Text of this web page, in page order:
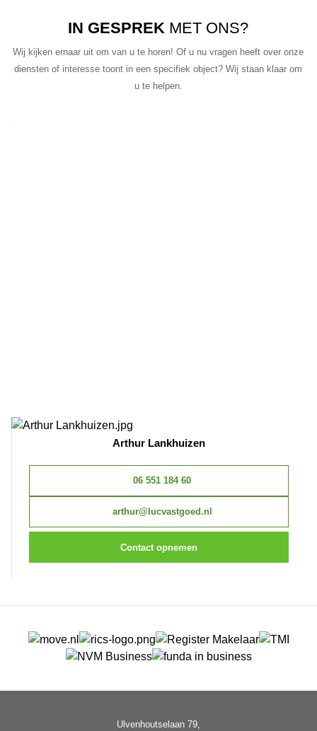
IN GESPREK MET ONS?
Wij kijken ernaar uit om van u te horen! Of u nu vragen heeft over onze
diensten of interesse toont in een specifiek object? Wij staan klaar om
u te helpen.
Arthur Lankhuizen
06 551 184 60
arthur@lucvastgoed.nl
Contact opnemen
Ulvenhoutselaan 79,